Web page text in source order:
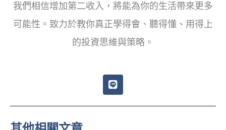
我們相信增加第二收入，將能為你的生活帶來更多
可能性。致力於教你真正學得會、聽得懂、用得上
的投資思維與策略。
L
i
e